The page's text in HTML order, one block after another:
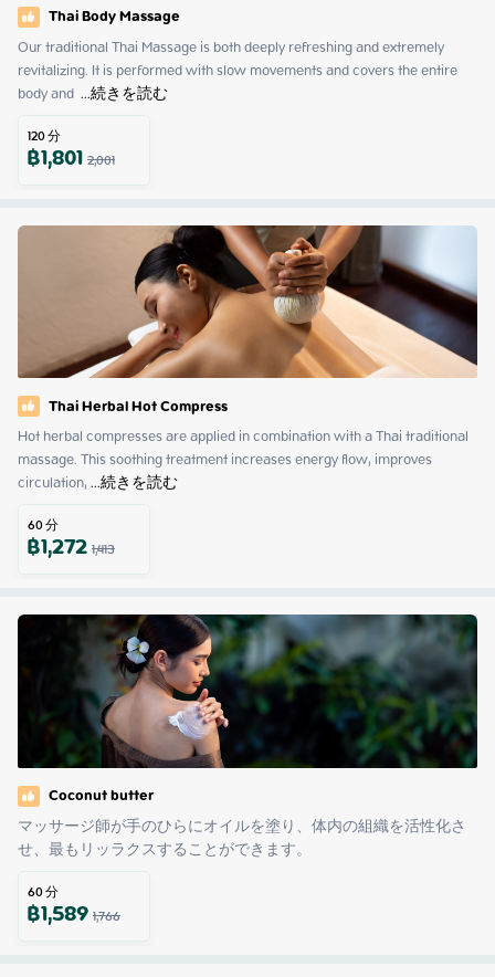
Thai Body Massage
Our traditional Thai Massage is both deeply refreshing and extremely
revitalizing. It is performed with slow movements and covers the entire
body and ...続きを読む
120分
฿1,8012,001
Thai Herbal Hot Compress
Hot herbal compresses are applied in combination with a Thai traditional
massage. This soothing treatment increases energy flow, improves
circulation, ...続きを読む
60分
฿1,2721,413
Coconut butter
マッサージ師が手のひらにオイルを塗り、体内の組織を活性化さ
せ、最もリッラクスすることができます。
60分
฿1,5891,766